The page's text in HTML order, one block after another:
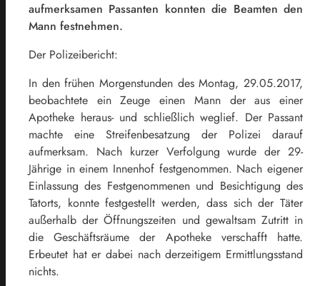
aufmerksamen Passanten konnten die Beamten den
Mann festnehmen.
Der Polizeibericht:
In den frühen Morgenstunden des Montag, 29.05.2017,
beobachtete ein Zeuge einen Mann der aus einer
Apotheke heraus- und schließlich weglief. Der Passant
machte eine Streifenbesatzung der Polizei darauf
aufmerksam. Nach kurzer Verfolgung wurde der 29-
Jährige in einem Innenhof festgenommen. Nach eigener
Einlassung des Festgenommenen und Besichtigung des
Tatorts, konnte festgestellt werden, dass sich der Täter
außerhalb der Öffnungszeiten und gewaltsam Zutritt in
die Geschäftsräume der Apotheke verschafft hatte.
Erbeutet hat er dabei nach derzeitigem Ermittlungsstand
nichts.